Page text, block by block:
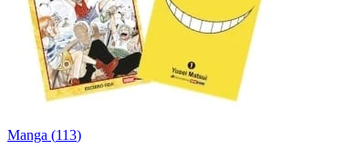
Manga (113)